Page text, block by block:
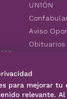
UN1ÓN
Aviso
Obituarios
Consultas
para mejorar tu
relevante.